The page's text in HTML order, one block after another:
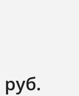
руб.